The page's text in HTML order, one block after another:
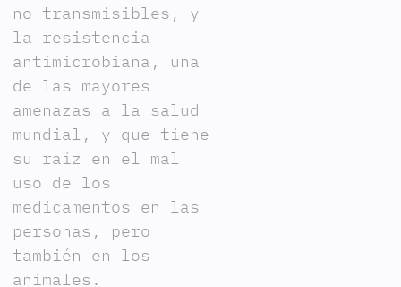
no transmisibles, y
la resistencia
antimicrobiana, una
de las mayores
amenazas a la salud
mundial, y que tiene
su raíz en el mal
uso de los
medicamentos en las
personas, pero
también en los
animales.